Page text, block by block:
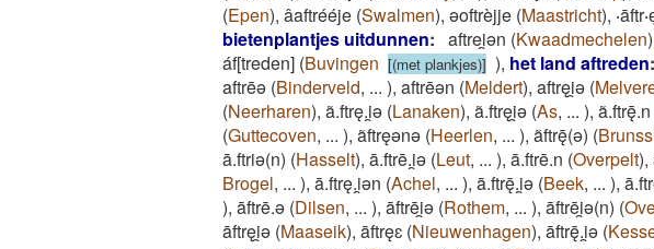
(Epen), âaftrééje (Swalmen), əoftrèjje (Maastricht),
bietenplantjes uitdunnen: aftrei̯ǝn (Kwaadmechelen)
áf[treden] (Buvingen [(met plankjes)] ), het land aftreden:
aftrēǝ (Binderveld, ... ), aftrēǝn (Meldert), aftręi̯ǝ (
(Neerharen), ã.ftrę.i̯ǝ (Lanaken), ã.ftręi̯ǝ (As, ... ), ã.ftrę̄.n
(Guttecoven, ... ), ãftręǝnǝ (Heerlen, ... ), ãftrę̄(ǝ) (
ā.ftriǝ(n) (Hasselt), ā.ftrē.i̯ǝ (Leut, ... ), ā.ftrē.n (Overpelt),
Brogel, ... ), ā.ftrę.i̯ǝn (Achel, ... ), ā.ftrę̄.i̯ǝ (Beek, ... ),
), āftrē.ǝ (Dilsen, ... ), āftrēi̯ǝ (Rothem, ... ), āftrēi̯ǝ(n) (
āftręi̯ǝ (Maaseik), āftręɛ (Nieuwenhagen), āftrę̄.i̯ǝ (